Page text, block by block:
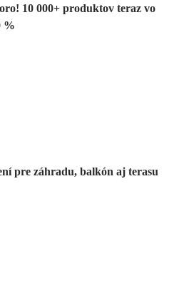
10 000+ produktov teraz vo
%
pre záhradu, balkón aj terasu